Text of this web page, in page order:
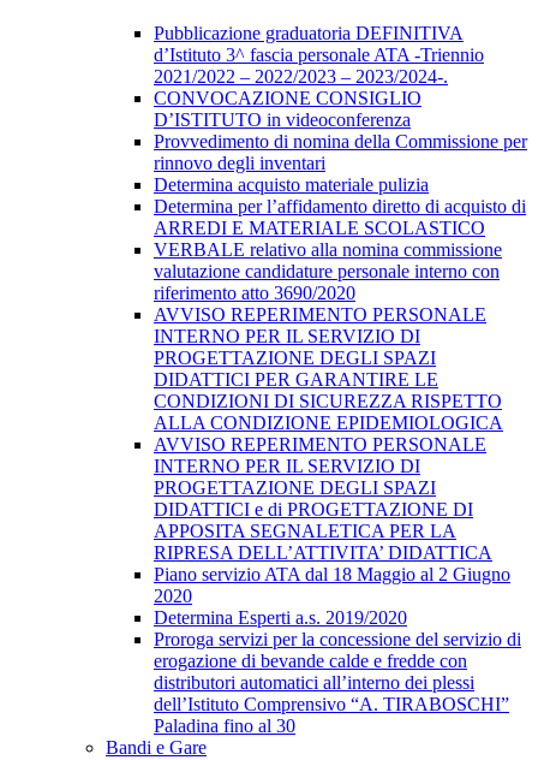
Pubblicazione graduatoria DEFINITIVA
d’Istituto 3^ fascia personale ATA -Triennio
2021/2022 – 2022/2023 – 2023/2024-.
CONVOCAZIONE CONSIGLIO
D’ISTITUTO in videoconferenza
Provvedimento di nomina della Commissione per
rinnovo degli inventari
Determina acquisto materiale pulizia
Determina per l’affidamento diretto di acquisto di
ARREDI E MATERIALE SCOLASTICO
VERBALE relativo alla nomina commissione
valutazione candidature personale interno con
riferimento atto 3690/2020
AVVISO REPERIMENTO PERSONALE
INTERNO PER IL SERVIZIO DI
PROGETTAZIONE DEGLI SPAZI
DIDATTICI PER GARANTIRE LE
CONDIZIONI DI SICUREZZA RISPETTO
ALLA CONDIZIONE EPIDEMIOLOGICA
AVVISO REPERIMENTO PERSONALE
INTERNO PER IL SERVIZIO DI
PROGETTAZIONE DEGLI SPAZI
DIDATTICI e di PROGETTAZIONE DI
APPOSITA SEGNALETICA PER LA
RIPRESA DELL’ATTIVITA’ DIDATTICA
Piano servizio ATA dal 18 Maggio al 2 Giugno
2020
Determina Esperti a.s. 2019/2020
Proroga servizi per la concessione del servizio di
erogazione di bevande calde e fredde con
distributori automatici all’interno dei plessi
dell’Istituto Comprensivo “A. TIRABOSCHI”
Paladina fino al 30
Bandi e Gare